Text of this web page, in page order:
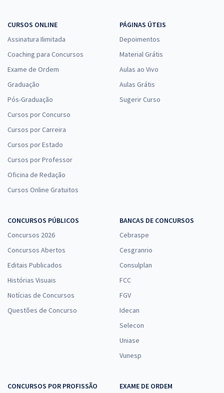
CURSOS ONLINE
Assinatura Ilimitada
Coaching para Concursos
Exame de Ordem
Graduação
Pós-Graduação
Cursos por Concurso
Cursos por Carreira
Cursos por Estado
Cursos por Professor
Oficina de Redação
Cursos Online Gratuitos
PÁGINAS ÚTEIS
Depoimentos
Material Grátis
Aulas ao Vivo
Aulas Grátis
Sugerir Curso
CONCURSOS PÚBLICOS
Concursos 2026
Concursos Abertos
Editais Publicados
Histórias Visuais
Notícias de Concursos
Questões de Concurso
BANCAS DE CONCURSOS
Cebraspe
Cesgranrio
Consulplan
FCC
FGV
Idecan
Selecon
Uniase
Vunesp
CONCURSOS POR PROFISSÃO
EXAME DE ORDEM